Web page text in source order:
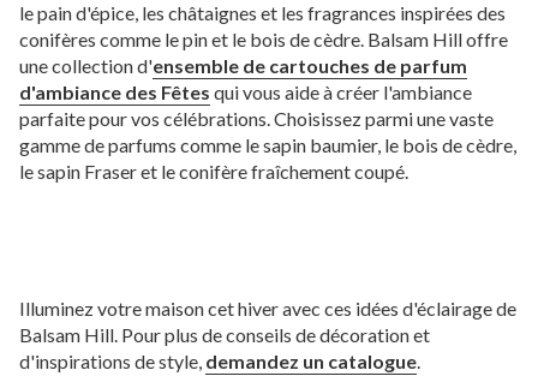
le pain d'épice, les châtaignes et les fragrances inspirées des
conifères comme le pin et le bois de cèdre. Balsam Hill offre
une collection d'ensemble de cartouches de parfum
d'ambiance des Fêtes qui vous aide à créer l'ambiance
parfaite pour vos célébrations. Choisissez parmi une vaste
gamme de parfums comme le sapin baumier, le bois de cèdre,
le sapin Fraser et le conifère fraîchement coupé.
Illuminez votre maison cet hiver avec ces idées d'éclairage de
Balsam Hill. Pour plus de conseils de décoration et
d'inspirations de style, demandez un catalogue.